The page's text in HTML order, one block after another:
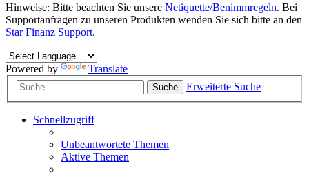
Hinweise: Bitte beachten Sie unsere Netiquette/Benimmregeln. Bei
Supportanfragen zu unseren Produkten wenden Sie sich bitte an den
Star Finanz Support.
Powered by Translate
Suche Erweiterte Suche
Schnellzugriff
Unbeantwortete Themen
Aktive Themen